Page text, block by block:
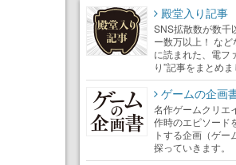
殿堂入り記事
SNS拡散数が数千
ー数万以上！ な
に読まれた、電フ
り”記事をまとめま
ゲームの企画
名作ゲームクリエ
作時のエピソード
トする企画（ゲー
探っていきます。